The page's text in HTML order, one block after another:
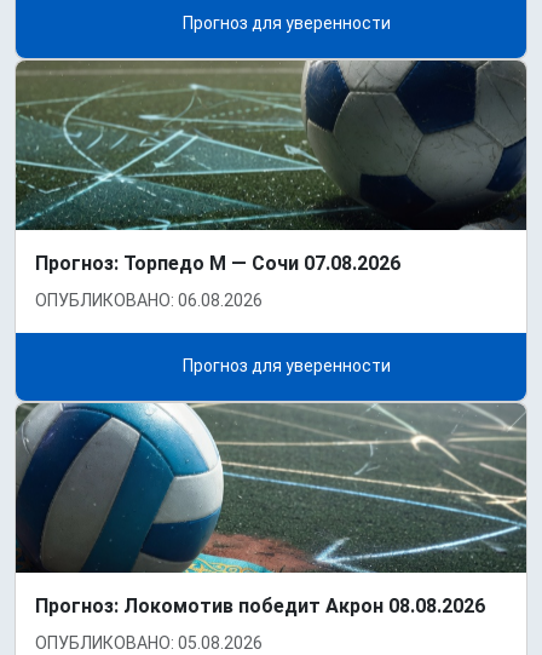
Прогноз для уверенности
Прогноз: Торпедо М — Сочи 07.08.2026
ОПУБЛИКОВАНО: 06.08.2026
Прогноз для уверенности
Прогноз: Локомотив победит Акрон 08.08.2026
ОПУБЛИКОВАНО: 05.08.2026